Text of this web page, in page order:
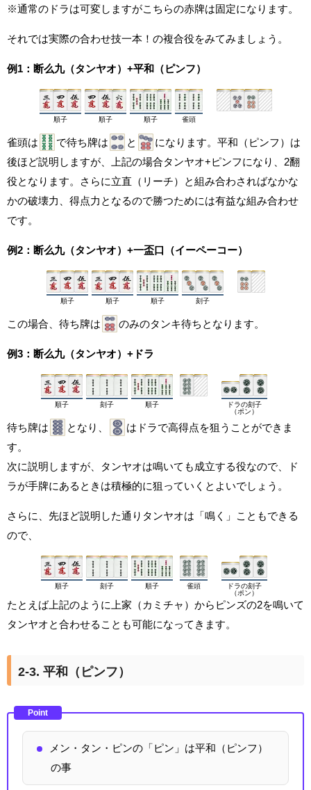
※通常のドラは可変しますがこちらの赤牌は固定になります。
それでは実際の合わせ技一本！の複合役をみてみましょう。
例1：断么九（タンヤオ）+平和（ピンフ）
順子 順子 順子 雀頭
雀頭は で待ち牌は と
になります。平和（ピンフ）は
後ほど説明しますが、上記の場合タンヤオ+ピンフになり、2翻
役となります。さらに立直（リーチ）と組み合わさればなかな
かの破壊力、得点力となるので勝つためには有益な組み合わせ
です。
例2：断么九（タンヤオ）+一盃口（イーペーコー）
順子 順子 順子 刻子
この場合、待ち牌は のみのタンキ待ちとなります。
例3：断么九（タンヤオ）+ドラ
順子 刻子 順子
ドラの刻子
（ポン）
待ち牌は となり、
はドラで高得点を狙うことができま
す。
次に説明しますが、タンヤオは鳴いても成立する役なので、ド
ラが手牌にあるときは積極的に狙っていくとよいでしょう。
さらに、先ほど説明した通りタンヤオは「鳴く」こともできる
ので、
順子 刻子 順子 雀頭
ドラの刻子
（ポン）
たとえば上記のように上家（カミチャ）からピンズの2を鳴いて
タンヤオと合わせることも可能になってきます。
2-3. 平和（ピンフ）
Point
メン・タン・ピンの「ピン」は平和（ピンフ）
の事